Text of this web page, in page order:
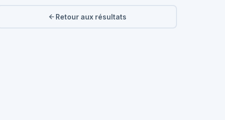
Retour aux résultats